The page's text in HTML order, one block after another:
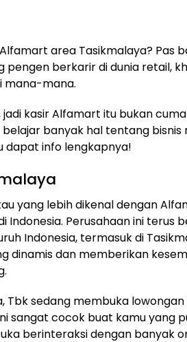
area Tasikmalaya? Pas
berkarir di dunia retail,
mana-mana.
kasir Alfamart itu bukan
banyak hal tentang bisnis
dapat info lengkapnya!
yang lebih dikenal dengan
Perusahaan ini terus
Indonesia, termasuk di
dinamis dan memberikan
Tbk sedang membuka
sangat cocok buat kamu yang
berinteraksi dengan banyak